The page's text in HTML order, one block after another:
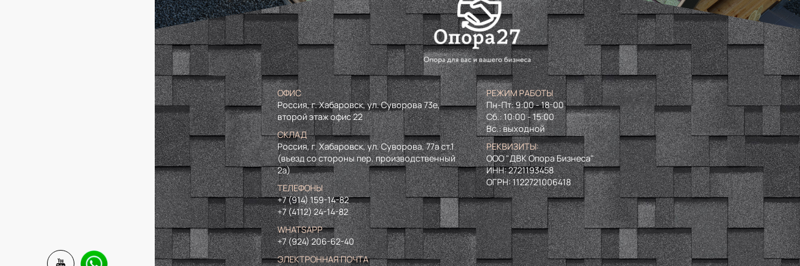
ОФИС
Россия, г. Хабаровск, ул. Суворова 73е,
второй этаж офис 22
СКЛАД
Россия, г. Хабаровск, ул. Суворова, 77а ст.1
(въезд со стороны пер. производственный
2а)
ТЕЛЕФОНЫ
+7 (914) 159-14-82
+7 (4112) 24-14-82
WHATSAPP
+7 (924) 206-62-40
ЭЛЕКТРОННАЯ ПОЧТА
РЕЖИМ РАБОТЫ
Пн-Пт: 9:00 - 18-00
Сб.: 10:00 - 15:00
Вс.: выходной
РЕКВИЗИТЫ:
ООО "ДВК Опора Бизнеса"
ИНН:2721193458
ОГРН:1122721006418